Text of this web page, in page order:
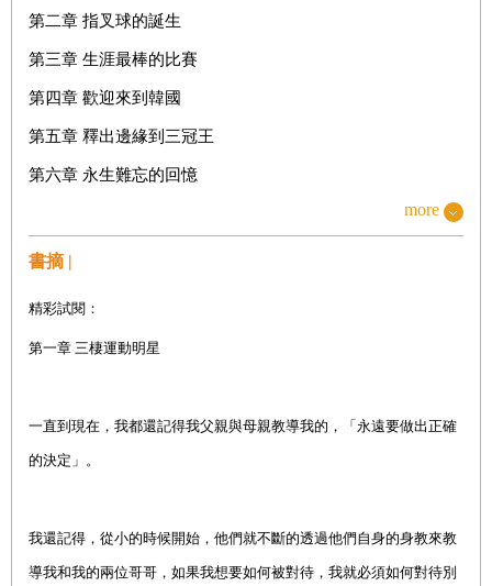
第二章 指叉球的誕生
第三章 生涯最棒的比賽
第四章 歡迎來到韓國
第五章 釋出邊緣到三冠王
第六章 永生難忘的回憶
第八章 疫情之下
more
書摘 |
精彩試閱：
第一章 三棲運動明星
一直到現在，我都還記得我父親與母親教導我的，「永遠要做出正確
的決定」。
我還記得，從小的時候開始，他們就不斷的透過他們自身的身教來教
導我和我的兩位哥哥，如果我想要如何被對待，我就必須如何對待別